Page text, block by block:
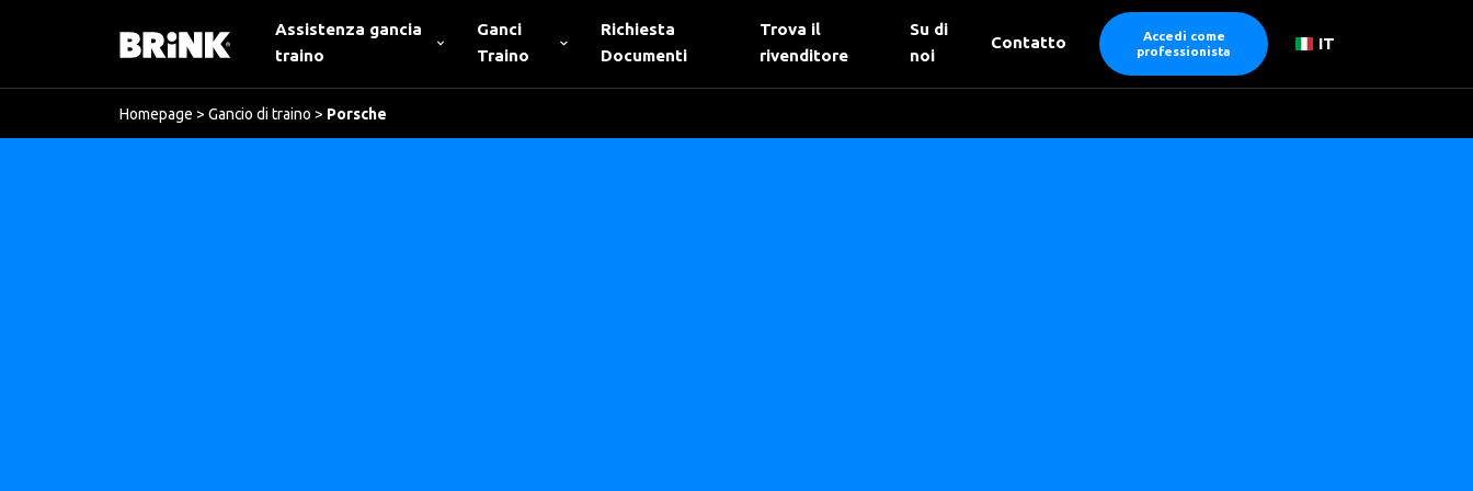
Assistenza gancia
traino
Ganci
Traino
Richiesta
Documenti
Trova il
rivenditore
Su di
noi
Contatto
Accedi come
professionista
IT
Homepage > Gancio di traino > Porsche